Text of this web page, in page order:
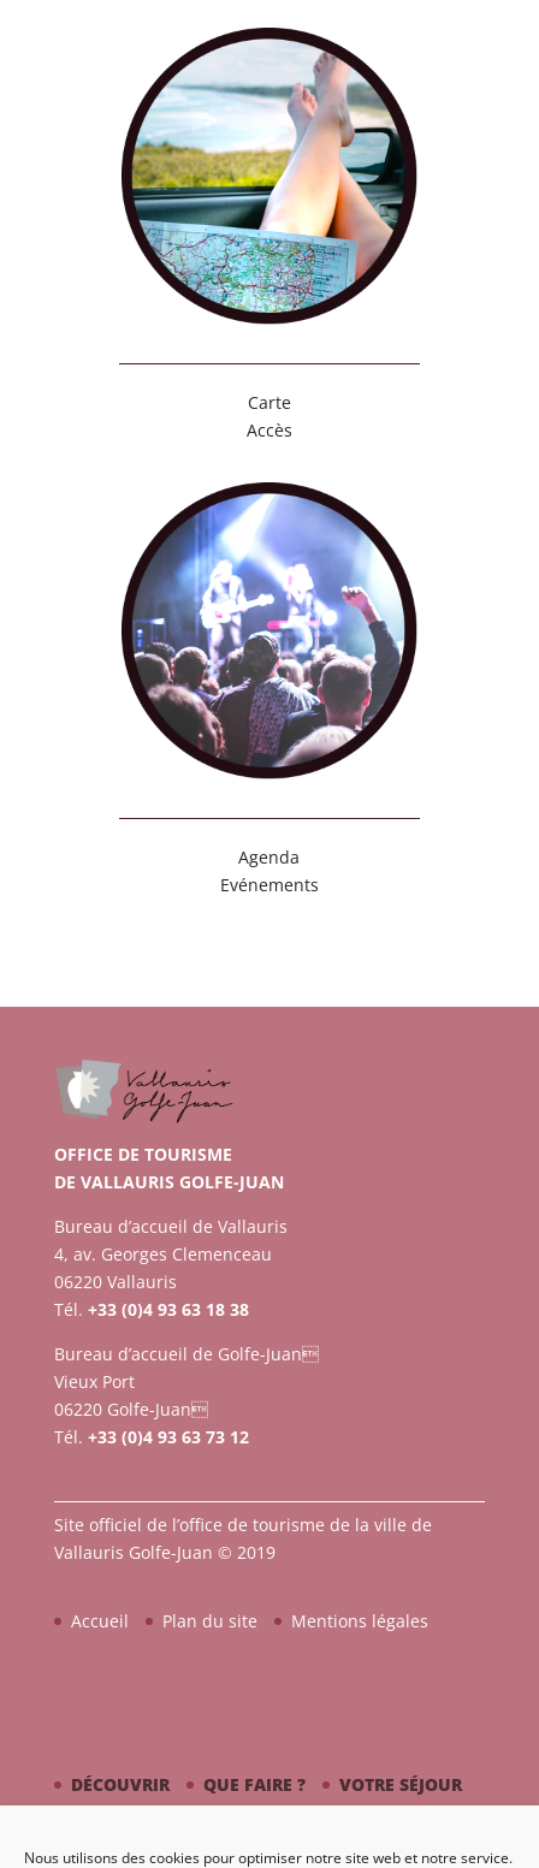
Nous utilisons des cookies pour optimiser notre site web et notre service.
Carte
Accès
Agenda
Evénements
OFFICE DE TOURISME
DE VALLAURIS GOLFE-JUAN
Bureau d’accueil de Vallauris
4, av. Georges Clemenceau
06220 Vallauris
Tél. +33 (0)4 93 63 18 38
Bureau d’accueil de Golfe-Juan
Vieux Port
06220 Golfe-Juan
Tél. +33 (0)4 93 63 73 12
Site officiel de l’office de tourisme de la ville de
Vallauris Golfe-Juan © 2019
Accueil Plan du site Mentions légales
DÉCOUVRIR QUE FAIRE ?
VOTRE SÉJOUR